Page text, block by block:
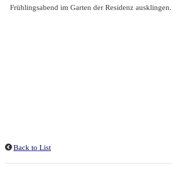
Frühlingsabend im Garten der Residenz ausklingen.
Back to List